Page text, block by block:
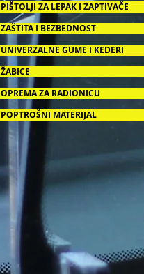
OPREMA ZA RADIONICU
POPTROŠNI MATERIJAL
ŽABICE
UNIVERZALNE GUME I KEDERI
ZAŠTITA I BEZBEDNOST
PIŠTOLJI ZA LEPAK I ZAPTIVAČE